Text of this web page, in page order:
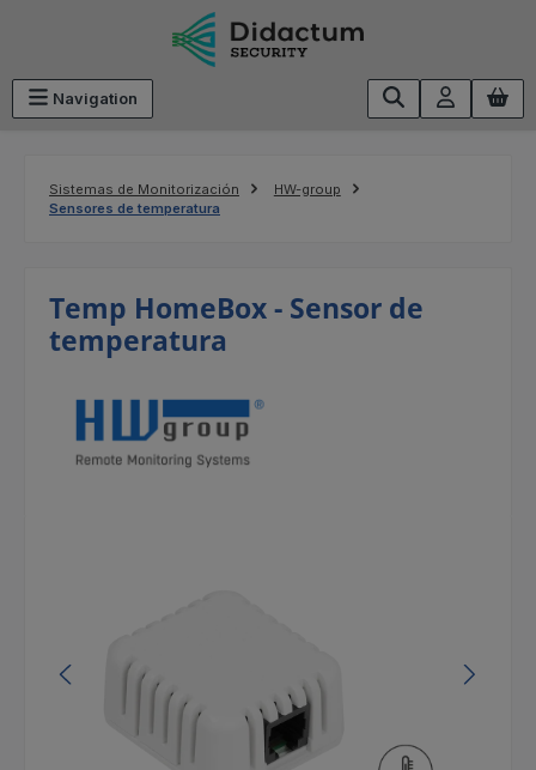
Saltar al contenido principal
Navigation
Sistemas de Monitorización
HW-group
Sensores de temperatura
Temp HomeBox - Sensor de
temperatura